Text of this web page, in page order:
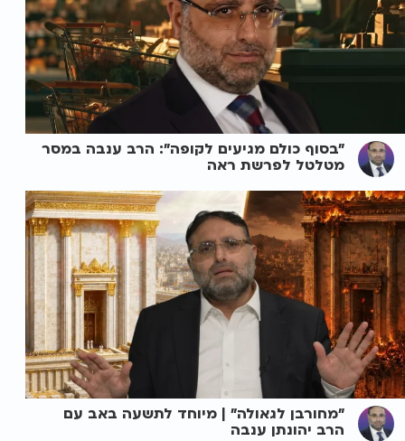
"בסוף כולם מגיעים לקופה": הרב ענבה במסר
מטלטל לפרשת ראה
"מחורבן לגאולה" | מיוחד לתשעה באב עם
הרב יהונתן ענבה